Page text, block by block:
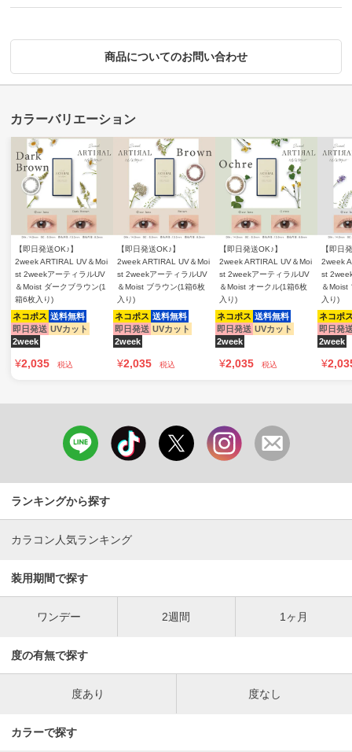
商品についてのお問い合わせ
【即日発送OK♪】
2week ARTIRAL UV＆Moi
st 2weekアーティラルUV
＆Moist ダークブラウン(1
箱6枚入り)
ネコポス 送料無料
即日発送 UVカット
2week
¥2,035 税込
【即日発送OK♪】
2week ARTIRAL UV＆Moi
st 2weekアーティラルUV
＆Moist ブラウン(1箱6枚
入り)
ネコポス 送料無料
即日発送 UVカット
2week
¥2,035 税込
【即日発送OK♪】
2week ARTIRAL UV＆Moi
st 2weekアーティラルUV
＆Moist オークル(1箱6枚
入り)
ネコポス 送料無料
即日発送 UVカット
2week
¥2,035 税込
【即日
2week
st
＆Moist
入り)
ネコポ
即日発
2week
¥
ランキングから探す
カラコン人気ランキング
装用期間で探す
ワンデー 2週間 1ヶ月
度の有無で探す
度あり 度なし
カラーで探す